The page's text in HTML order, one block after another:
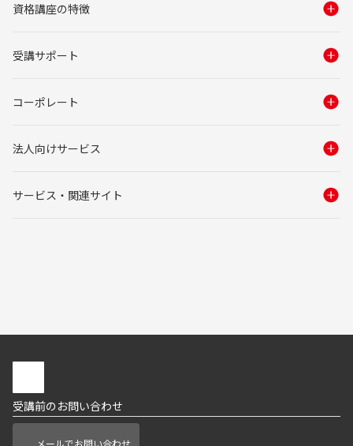
資格講座の特徴
受講サポート
コーポレート
法人向けサービス
サービス・関連サイト
受講前のお問い合わせ
メールでお問い合わせ